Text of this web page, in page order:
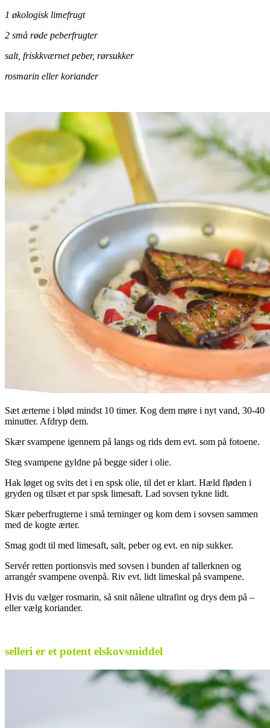
1 økologisk limefrugt
2 små røde peberfrugter
salt, friskkværnet peber, rørsukker
rosmarin eller koriander
Sæt ærterne i blød mindst 10 timer. Kog dem møre i nyt vand, 30-40
minutter. Afdryp dem.
Skær svampene igennem på langs og rids dem evt. som på fotoene.
Steg svampene gyldne på begge sider i olie.
Hak løget og svits det i en spsk olie, til det er klart. Hæld fløden i
gryden og tilsæt et par spsk limesaft. Lad sovsen tykne lidt.
Skær peberfrugterne i små terninger og kom dem i sovsen sammen
med de kogte ærter.
Smag godt til med limesaft, salt, peber og evt. en nip sukker.
Servér retten portionsvis med sovsen i bunden af tallerknen og
arrangér svampene ovenpå. Riv evt. lidt limeskal på svampene.
Hvis du vælger rosmarin, så snit nålene ultrafint og drys dem på –
eller vælg koriander.
selleri er et potent elskovsmiddel